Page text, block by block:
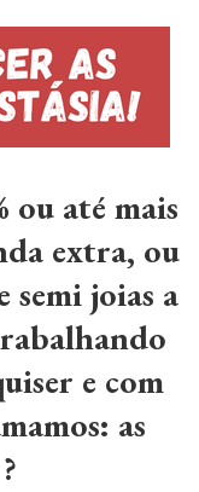
ou até mais
extra, ou
semi joias a
e com
as